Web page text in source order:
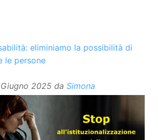
eliminiamo la possibilità di
le persone
2025 da Simona